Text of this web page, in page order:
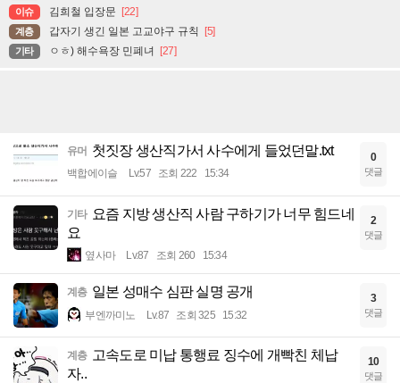
이슈 김희철 입장문 [22]
계층 갑자기 생긴 일본 고교야구 규칙 [5]
기타 ㅇㅎ) 해수욕장 민폐녀 [27]
유머 첫짓장 생산직가서 사수에게 들었던말.txt
백합에이슬 Lv.57 조회 222 15:34
0
댓글
기타 요즘 지방 생산직 사람 구하기가 너무 힘드네
요
옆사마 Lv.87 조회 260 15:34
2
댓글
계층 일본 성매수 심판 실명 공개
부엔까미노 Lv.87 조회 325 15:32
3
댓글
계층 고속도로 미납 통행료 징수에 개빡친 체납
자..
10
댓글